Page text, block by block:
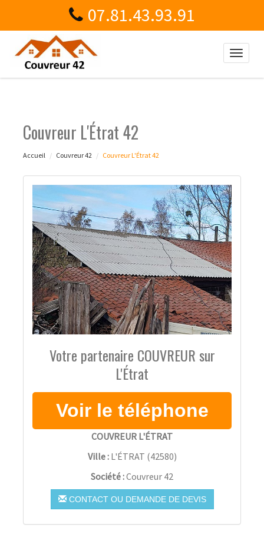
07.81.43.93.91
Toggle
Couvreur L'Étrat 42
Accueil Couvreur 42 Couvreur L'Étrat 42
Votre partenaire COUVREUR sur
L'Étrat
COUVREUR L'ÉTRAT
Ville : L'ÉTRAT (42580)
Société :Couvreur 42
CONTACT OU DEMANDE DE DEVIS